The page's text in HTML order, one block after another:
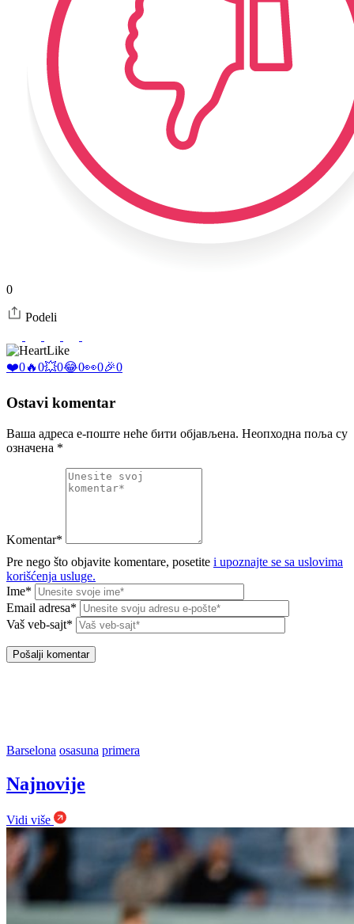
0
Podeli
Like
❤️0🔥0💥0😂0👀0🎉0
Ostavi komentar
Ваша адреса е-поште неће бити објављена. Неопходна поља су
означена *
Komentar*
Pre nego što objavite komentare, posetite i upoznajte se sa uslovima
korišćenja usluge.
Ime*
Email adresa*
Vaš veb-sajt*
Barselona osasuna primera
Najnovije
Vidi više